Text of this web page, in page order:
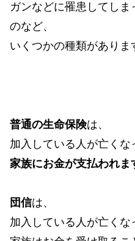
ガンなどに罹患してし
のなど、
いくつかの種類がありま
普通の生命保険は、
加入している人が亡くな
家族にお金が支払われま
団信は、
加入している人が亡くな